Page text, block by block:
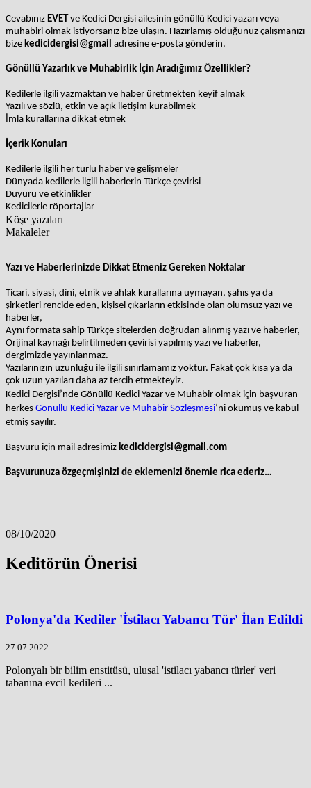
Cevabınız EVET ve Kedici Dergisi ailesinin gönüllü Kedici yazarı veya
muhabiri olmak istiyorsanız bize ulaşın. Hazırlamış olduğunuz çalışmanızı
bize kedicidergisi@gmail adresine e-posta gönderin.
Gönüllü Yazarlık ve Muhabirlik İçin Aradığımız Özellikler?
Kedilerle ilgili yazmaktan ve haber üretmekten keyif almak
Yazılı ve sözlü, etkin ve açık iletişim kurabilmek
İmla kurallarına dikkat etmek
İçerik Konuları
Kedilerle ilgili her türlü haber ve gelişmeler
Dünyada kedilerle ilgili haberlerin Türkçe çevirisi
Duyuru ve etkinlikler
Kedicilerle röportajlar
Köşe yazıları
Makaleler
Yazı ve Haberlerinizde Dikkat Etmeniz Gereken Noktalar
Ticari, siyasi, dini, etnik ve ahlak kurallarına uymayan, şahıs ya da
şirketleri rencide eden, kişisel çıkarların etkisinde olan olumsuz yazı ve
haberler,
Aynı formata sahip Türkçe sitelerden doğrudan alınmış yazı ve haberler,
Orijinal kaynağı belirtilmeden çevirisi yapılmış yazı ve haberler,
dergimizde yayınlanmaz.
Yazılarınızın uzunluğu ile ilgili sınırlamamız yoktur. Fakat çok kısa ya da
çok uzun yazıları daha az tercih etmekteyiz.
Kedici Dergisi’nde Gönüllü Kedici Yazar ve Muhabir olmak için başvuran
herkes Gönüllü Kedici Yazar ve Muhabir Sözleşmesi‘ni okumuş ve kabul
etmiş sayılır.
Başvuru için mail adresimiz kedicidergisi@gmail.com
Başvurunuza özgeçmişinizi de eklemenizi önemle rica ederiz…
08/10/2020
Keditörün Önerisi
Polonya'da Kediler 'İstilacı Yabancı Tür' İlan Edildi
27.07.2022
Polonyalı bir bilim enstitüsü, ulusal 'istilacı yabancı türler' veri
tabanına evcil kedileri ...